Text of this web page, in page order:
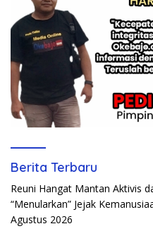
Berita Terbaru
Reuni Hangat Mantan Aktivis
“Menularkan” Jejak
Agustus 2026